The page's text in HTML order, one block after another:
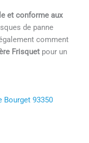
et conforme aux
de panne
comment
Frisquet pour un
Bourget 93350